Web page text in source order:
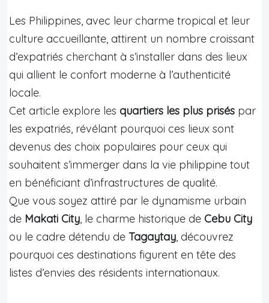
Les Philippines, avec leur charme tropical et leur
culture accueillante, attirent un nombre croissant
d’expatriés cherchant à s’installer dans des lieux
qui allient le confort moderne à l’authenticité
locale.
Cet article explore les quartiers les plus prisés par
les expatriés, révélant pourquoi ces lieux sont
devenus des choix populaires pour ceux qui
souhaitent s’immerger dans la vie philippine tout
en bénéficiant d’infrastructures de qualité.
Que vous soyez attiré par le dynamisme urbain
de Makati City, le charme historique de Cebu City
ou le cadre détendu de Tagaytay, découvrez
pourquoi ces destinations figurent en tête des
listes d’envies des résidents internationaux.